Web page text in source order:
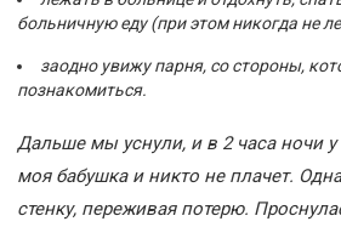
больничную еду (при этом никогда не
заодно увижу парня, со стороны,
познакомиться.
Дальше мы уснули, и в 2 часа ночи
моя бабушка и никто не плачет.
стенку, переживая потерю.